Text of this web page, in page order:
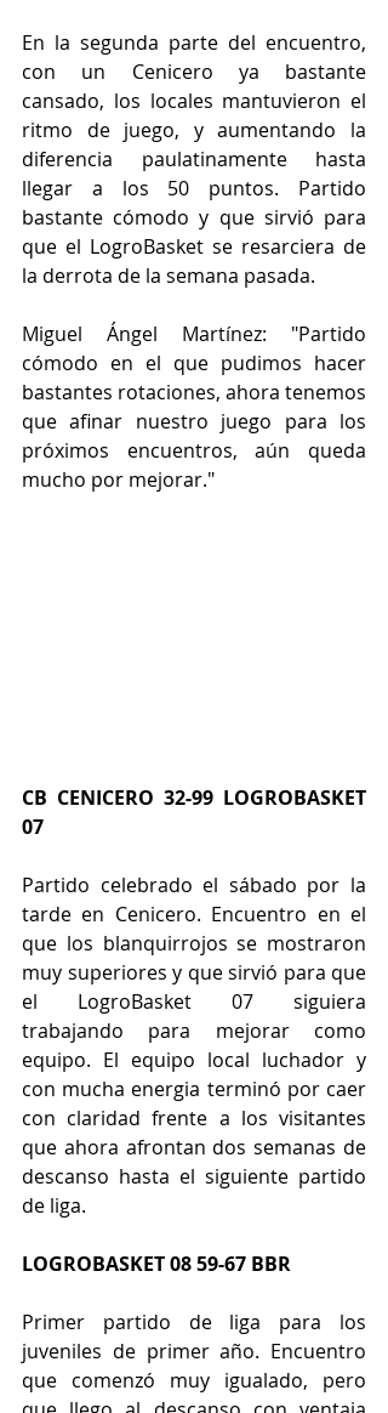
En la segunda parte del encuentro,
con un Cenicero ya bastante
cansado, los locales mantuvieron el
ritmo de juego, y aumentando la
diferencia paulatinamente hasta
llegar a los 50 puntos. Partido
bastante cómodo y que sirvió para
que el LogroBasket se resarciera de
la derrota de la semana pasada.
Miguel Ángel Martínez: "Partido
cómodo en el que pudimos hacer
bastantes rotaciones, ahora tenemos
que afinar nuestro juego para los
próximos encuentros, aún queda
mucho por mejorar."
CB CENICERO 32-99 LOGROBASKET
07
Partido celebrado el sábado por la
tarde en Cenicero. Encuentro en el
que los blanquirrojos se mostraron
muy superiores y que sirvió para que
el LogroBasket 07 siguiera
trabajando para mejorar como
equipo. El equipo local luchador y
con mucha energia terminó por caer
con claridad frente a los visitantes
que ahora afrontan dos semanas de
descanso hasta el siguiente partido
de liga.
LOGROBASKET 08 59-67 BBR
Primer partido de liga para los
juveniles de primer año. Encuentro
que comenzó muy igualado, pero